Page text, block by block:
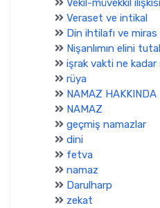
Veraset ve intikal
Din ihtilafı ve miras
Nişanlımın elini
işrak vakti ne kadar
rüya
NAMAZ HAKKINDA
NAMAZ
geçmiş namazlar
dini
fetva
namaz
Darulharp
zekat